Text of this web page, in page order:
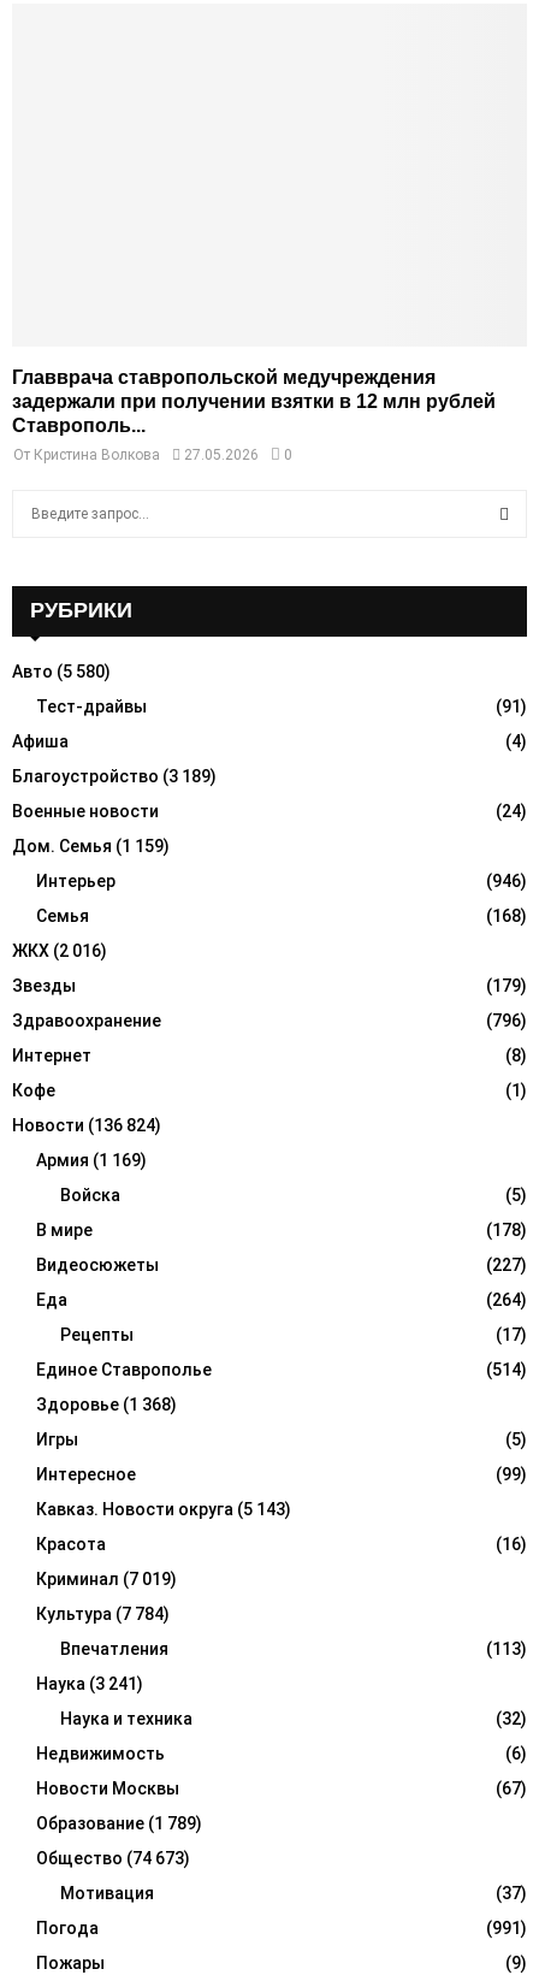
Главврача ставропольской медучреждения
задержали при получении взятки в 12 млн рублей
Ставрополь...
От Кристина Волкова 27.05.2026 0
o
R
C
H
РУБРИКИ
Авто (5 580)
Тест-драйвы
(91)
Афиша
(4)
Благоустройство (3 189)
Военные новости
(24)
Дом. Семья (1 159)
Интерьер
(946)
Семья
(168)
ЖКХ (2 016)
Звезды
(179)
Здравоохранение
(796)
Интернет
(8)
Кофе
(1)
Новости (136 824)
Армия (1 169)
Войска
(5)
В мире
(178)
Видеосюжеты
(227)
Еда
(264)
Рецепты
(17)
Единое Ставрополье
(514)
Здоровье (1 368)
Игры
(5)
Интересное
(99)
Кавказ. Новости округа (5 143)
Красота
(16)
Криминал (7 019)
Культура (7 784)
Впечатления
(113)
Наука (3 241)
Наука и техника
(32)
Недвижимость
(6)
Новости Москвы
(67)
Образование (1 789)
Общество (74 673)
Мотивация
(37)
Погода
(991)
Пожары
(9)